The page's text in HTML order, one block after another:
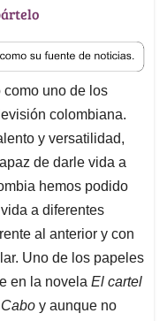
uno de los
colombiana.
y versatilidad,
de darle vida a
hemos podido
a diferentes
al anterior y con
Uno de los papeles
en la novela El cartel
y aunque no